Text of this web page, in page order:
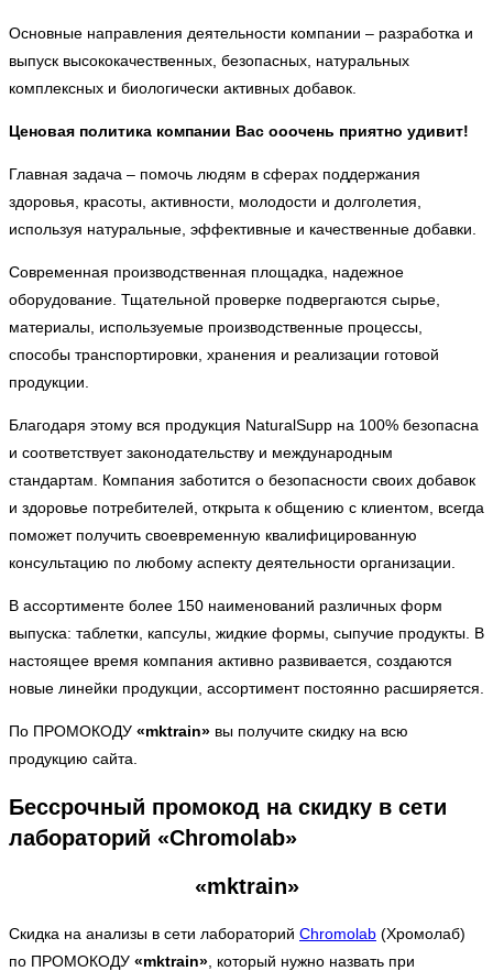
Основные направления деятельности компании – разработка и
выпуск высококачественных, безопасных, натуральных
комплексных и биологически активных добавок.
Ценовая политика компании Вас ооочень приятно удивит!
Главная задача – помочь людям в сферах поддержания
здоровья, красоты, активности, молодости и долголетия,
используя натуральные, эффективные и качественные добавки.
Современная производственная площадка, надежное
оборудование. Тщательной проверке подвергаются сырье,
материалы, используемые производственные процессы,
способы транспортировки, хранения и реализации готовой
продукции.
Благодаря этому вся продукция NaturalSupp на 100% безопасна
и соответствует законодательству и международным
стандартам. Компания заботится о безопасности своих добавок
и здоровье потребителей, открыта к общению с клиентом, всегда
поможет получить своевременную квалифицированную
консультацию по любому аспекту деятельности организации.
В ассортименте более 150 наименований различных форм
выпуска: таблетки, капсулы, жидкие формы, сыпучие продукты. В
настоящее время компания активно развивается, создаются
новые линейки продукции, ассортимент постоянно расширяется.
По ПРОМОКОДУ «mktrain» вы получите скидку на всю
продукцию сайта.
Бессрочный промокод на скидку в сети
лабораторий «Chromolab»
«mktrain»
Скидка на анализы в сети лабораторий Chromolab (Хромолаб)
по ПРОМОКОДУ «mktrain» , который нужно назвать при